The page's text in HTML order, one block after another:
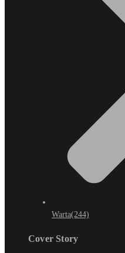
Warta(244)
Cover Story